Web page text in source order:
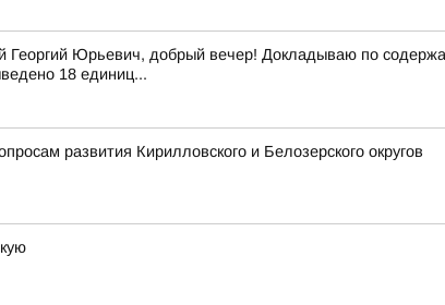
Юрьевич, добрый вечер! Докладываю по
18 единиц...
развития Кирилловского и Белозерского округов